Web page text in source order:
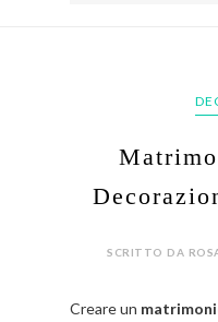
SCRITTO DA
Creare un